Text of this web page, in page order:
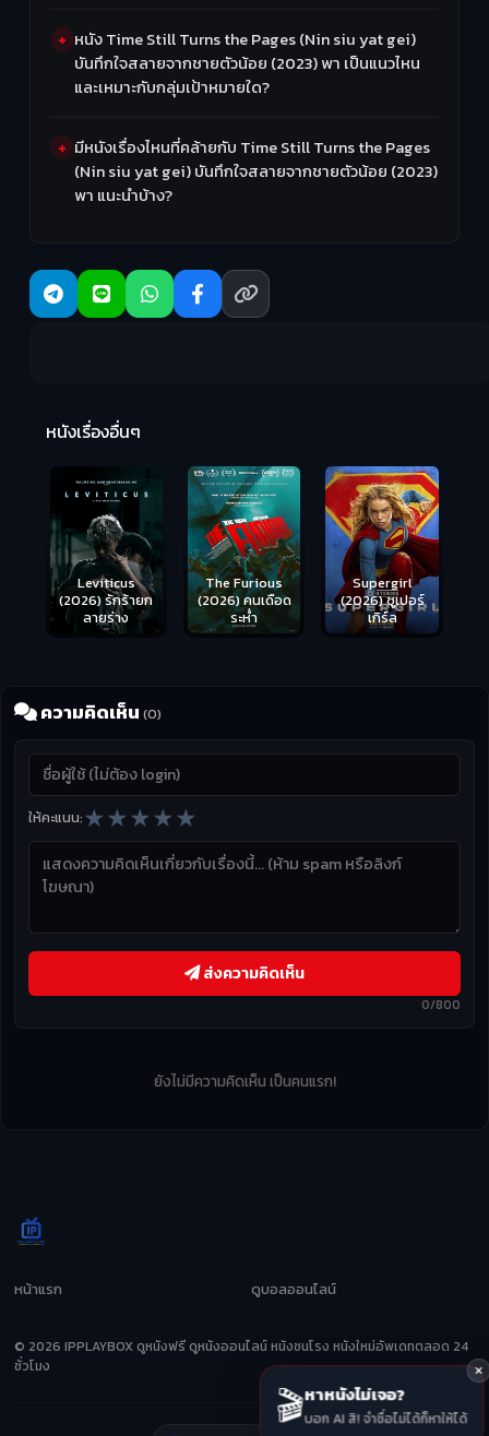
หนัง Time Still Turns the Pages (Nin siu yat gei)
บันทึกใจสลายจากชายตัวน้อย (2023) พา เป็นแนวไหน
และเหมาะกับกลุ่มเป้าหมายใด?
มีหนังเรื่องไหนที่คล้ายกับ Time Still Turns the Pages
(Nin siu yat gei) บันทึกใจสลายจากชายตัวน้อย (2023)
พา แนะนำบ้าง?
หนังเรื่องอื่นๆ
Leviticus
(2026) รักร้ายก
ลายร่าง
The Furious
(2026) คนเดือด
ระห่ำ
Supergirl
(2026) ซูเปอร์
เกิร์ล
ความคิดเห็น (0)
ให้คะแนน:★★★★★
0/800
ส่งความคิดเห็น
ยังไม่มีความคิดเห็น เป็นคนแรก!
หน้าแรก ดูบอลออนไลน์
© 2026 IPPLAYBOX ดูหนังฟรี ดูหนังออนไลน์ หนังชนโรง หนังใหม่อัพเดทตลอด 24
ชั่วโมง
🎬หาหนังไม่เจอ?
บอก AI สิ! จำชื่อไม่ได้ก็หาให้ได้